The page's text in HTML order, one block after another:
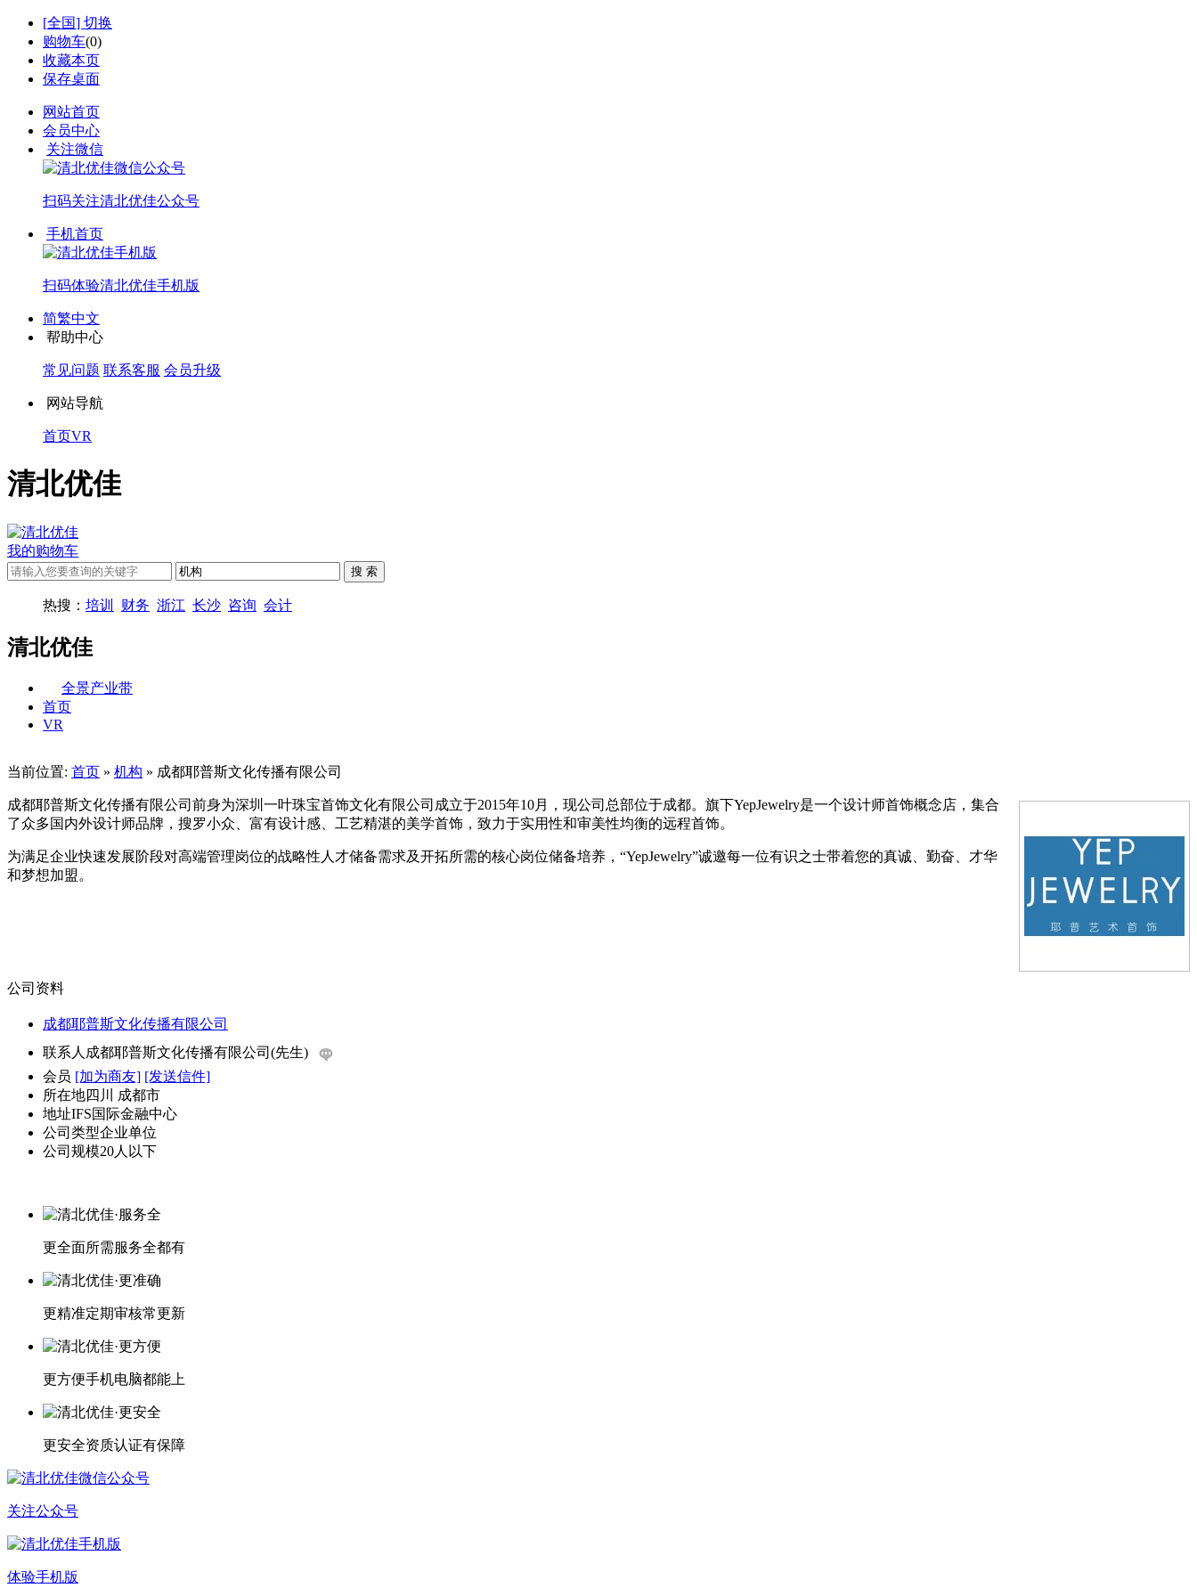
[全国] 切换
购物车(0)
收藏本页
保存桌面
网站首页
会员中心
关注微信
扫码关注清北优佳公众号
手机首页
扫码体验清北优佳手机版
简繁中文
帮助中心
常见问题 联系客服 会员升级
网站导航
首页VR
清北优佳
我的购物车
热搜： 培训 财务 浙江 长沙 咨询 会计
清北优佳
全景产业带
首页
VR
当前位置: 首页 » 机构 » 成都耶普斯文化传播有限公司
成都耶普斯文化传播有限公司前身为深圳一叶珠宝首饰文化有限公司成立于2015年10月，现公司总部位于成都。旗下YepJewelry是一个设计师首饰概念店，集合
了众多国内外设计师品牌，搜罗小众、富有设计感、工艺精湛的美学首饰，致力于实用性和审美性均衡的远程首饰。
为满足企业快速发展阶段对高端管理岗位的战略性人才储备需求及开拓所需的核心岗位储备培养，“YepJewelry”诚邀每一位有识之士带着您的真诚、勤奋、才华
和梦想加盟。
公司资料
成都耶普斯文化传播有限公司
联系人成都耶普斯文化传播有限公司(先生)
会员 [加为商友] [发送信件]
所在地四川 成都市
地址IFS国际金融中心
公司类型企业单位
公司规模20人以下
更全面所需服务全都有
更精准定期审核常更新
更方便手机电脑都能上
更安全资质认证有保障
关注公众号
体验手机版